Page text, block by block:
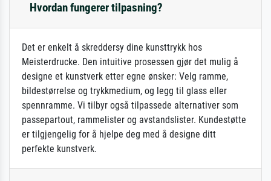
Hvordan fungerer tilpasning?
Det er enkelt å skreddersy dine kunsttrykk hos
Meisterdrucke. Den intuitive prosessen gjør det mulig å
designe et kunstverk etter egne ønsker: Velg ramme,
bildestørrelse og trykkmedium, og legg til glass eller
spennramme. Vi tilbyr også tilpassede alternativer som
passepartout, rammelister og avstandslister. Kundestøtte
er tilgjengelig for å hjelpe deg med å designe ditt
perfekte kunstverk.